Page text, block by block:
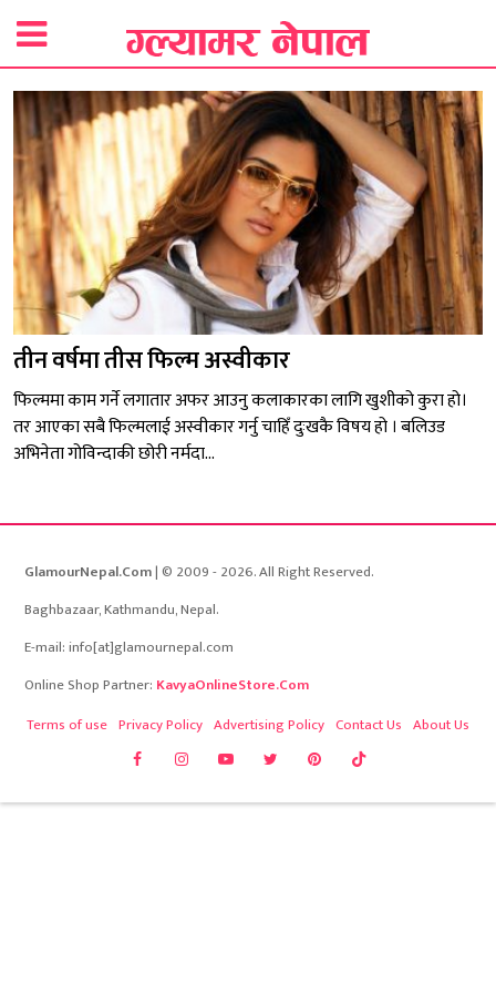
तीन वर्षमा तीस फिल्म अस्वीकार
फिल्ममा काम गर्ने लगातार अफर आउनु कलाकारका लागि खुशीको कुरा हो।
तर आएका सबै फिल्मलाई अस्वीकार गर्नु चाहिँ दुःखकै विषय हो । बलिउड
अभिनेता गोविन्दाकी छोरी नर्मदा...
GlamourNepal.Com| © 2009 - 2026. All Right Reserved.
Baghbazaar, Kathmandu, Nepal.
E-mail: info[at]glamournepal.com
Online Shop Partner: KavyaOnlineStore.Com
Terms of use Privacy Policy Advertising Policy Contact Us About Us